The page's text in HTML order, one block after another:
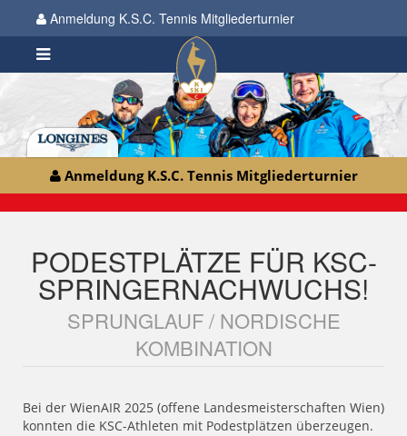
Anmeldung K.S.C. Tennis Mitgliederturnier
Anmeldung K.S.C. Tennis Mitgliederturnier
PODESTPLÄTZE FÜR KSC-
SPRINGERNACHWUCHS!
SPRUNGLAUF / NORDISCHE
KOMBINATION
Bei der WienAIR 2025 (offene Landesmeisterschaften Wien)
konnten die KSC-Athleten mit Podestplätzen überzeugen.